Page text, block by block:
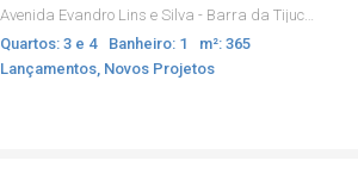
Avenida Evandro Lins e Silva - Barra da Tijuca, Rio de Janeiro
Quartos: 3 e 4
Banheiro: 1
m²: 365
Lançamentos, Novos Projetos